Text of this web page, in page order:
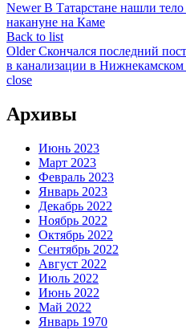
Newer В Татарстане нашли
накануне на Каме
Back to list
Older Скончался последний
в канализации в Нижнекамском
close
Архивы
Июнь 2023
Март 2023
Февраль 2023
Январь 2023
Декабрь 2022
Ноябрь 2022
Октябрь 2022
Сентябрь 2022
Август 2022
Июль 2022
Июнь 2022
Май 2022
Январь 1970